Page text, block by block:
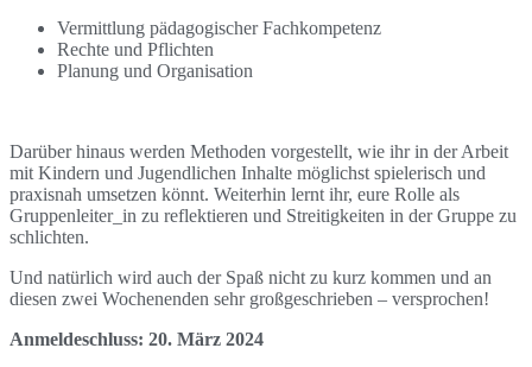
Vermittlung pädagogischer Fachkompetenz
Rechte und Pflichten
Planung und Organisation
Darüber hinaus werden Methoden vorgestellt, wie ihr in der Arbeit
mit Kindern und Jugendlichen Inhalte möglichst spielerisch und
praxisnah umsetzen könnt. Weiterhin lernt ihr, eure Rolle als
Gruppenleiter_in zu reflektieren und Streitigkeiten in der Gruppe zu
schlichten.
Und natürlich wird auch der Spaß nicht zu kurz kommen und an
diesen zwei Wochenenden sehr großgeschrieben – versprochen!
Anmeldeschluss: 20. März 2024